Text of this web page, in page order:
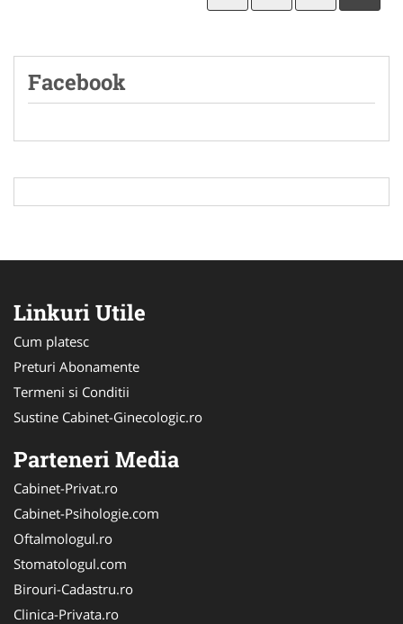
Facebook
Linkuri Utile
Cum platesc
Preturi Abonamente
Termeni si Conditii
Sustine Cabinet-Ginecologic.ro
Parteneri Media
Cabinet-Privat.ro
Cabinet-Psihologie.com
Oftalmologul.ro
Stomatologul.com
Birouri-Cadastru.ro
Clinica-Privata.ro